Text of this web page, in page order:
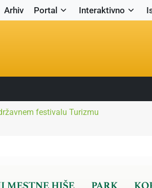
Arhiv Portal Interaktivno
festivalu Turizmu